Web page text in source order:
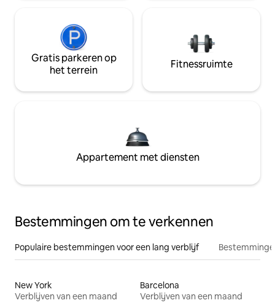
Gratis parkeren op
het terrein
Fitnessruimte
Appartement met diensten
Bestemmingen om te verkennen
Populaire bestemmingen voor een lang verblijf
New York
Verblijven van een maand
Barcelona
Verblijven van een maand